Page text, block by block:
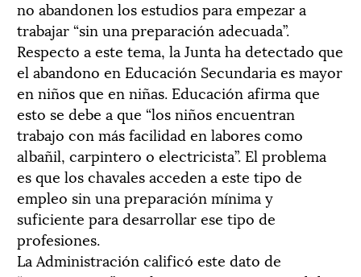
no abandonen los estudios para empezar a
trabajar “sin una preparación adecuada”.
Respecto a este tema, la Junta ha detectado que
el abandono en Educación Secundaria es mayor
en niños que en niñas. Educación afirma que
esto se debe a que “los niños encuentran
trabajo con más facilidad en labores como
albañil, carpintero o electricista”. El problema
es que los chavales acceden a este tipo de
empleo sin una preparación mínima y
suficiente para desarrollar ese tipo de
profesiones.
La Administración calificó este dato de